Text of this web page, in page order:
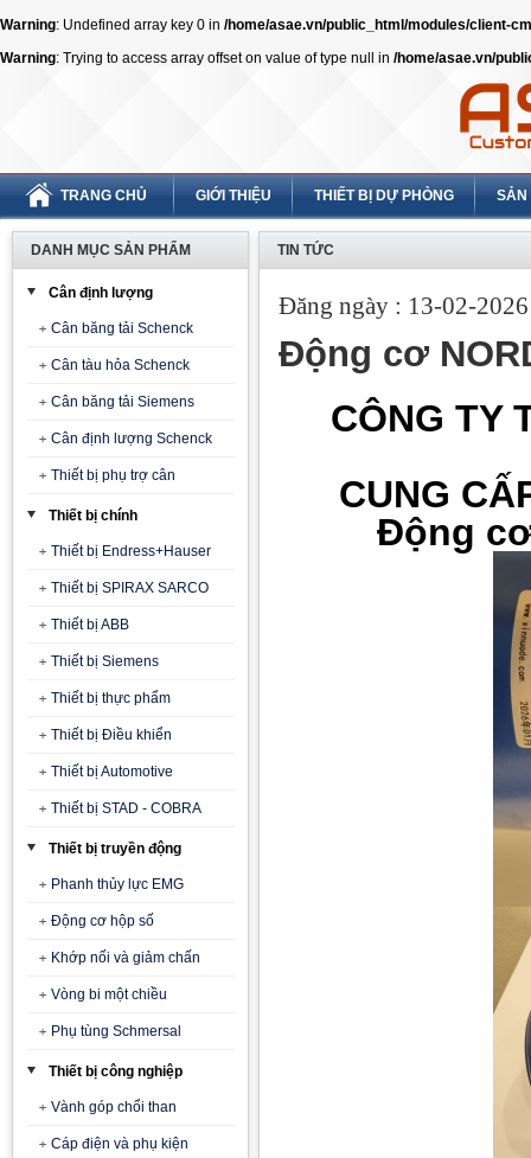
Warning: Undefined array key 0 in /home/asae.vn/public_html/modules/client-
Warning: Trying to access array offset on value of type null in /home/asae.vn/
TRANG CHỦ GIỚI THIỆU THIẾT BỊ DỰ PHÒNG SẢN
DANH MỤC SẢN PHẨM
Cân định lượng
Cân băng tải Schenck
Cân tàu hỏa Schenck
Cân băng tải Siemens
Cân định lượng Schenck
Thiết bị phụ trợ cân
Thiết bị chính
Thiết bị Endress+Hauser
Thiết bị SPIRAX SARCO
Thiết bị ABB
Thiết bị Siemens
Thiết bị thực phẩm
Thiết bị Điều khiển
Thiết bị Automotive
Thiết bị STAD - COBRA
Thiết bị truyền động
Phanh thủy lực EMG
Động cơ hộp số
Khớp nối và giảm chấn
Vòng bi một chiều
Phụ tùng Schmersal
Thiết bị công nghiệp
Vành góp chổi than
Cáp điện và phụ kiện
TIN TỨC
Đăng ngày : 13-02-
Động cơ
CÔNG TY
CUNG
Động